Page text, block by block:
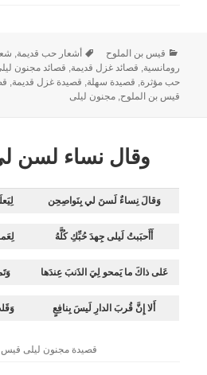
قيس بن الملوح أشعار حب قديمة,
رومانسية, قصائد غزل قديمة, قصائد مجنون
حب مؤثرة, قصيدة سهلة, قصيدة غزل قديمة,
قيس بن الملوح,مجنون ليلى
وقال نساء لسن
وَقالَ نِساءٌ لَسنَ لي بِنَواصِحِن
أَأَحبَبتُ لَيلى جِهدَ حُبِّكِ كُلَّهُ
عَلى ذاكَ ما يَمحو لِيَ الذَنبَ عِندَها
أَلا إِنَّ قُربَ الدارِ لَيسَ بِنافِعٍ
قصيدة مجنون ليلى قيس